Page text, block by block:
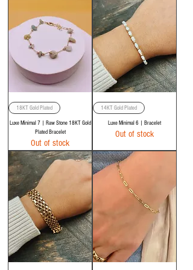
18KT Gold Plated
Luxe Minimal 7 | Raw Stone 18KT Gold
Plated Bracelet
Out of stock
14KT Gold Plated
Luxe Minimal 6 | Bracelet
Out of stock